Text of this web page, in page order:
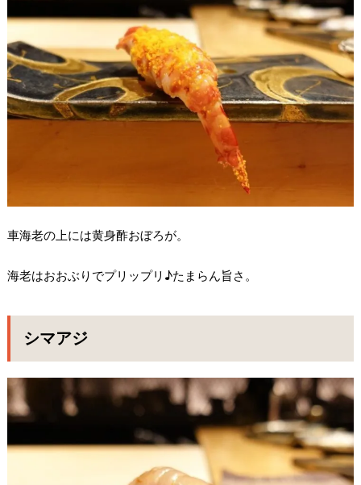
車海老の上には黄身酢おぼろが。
海老はおおぶりでプリップリ♪たまらん旨さ。
シマアジ